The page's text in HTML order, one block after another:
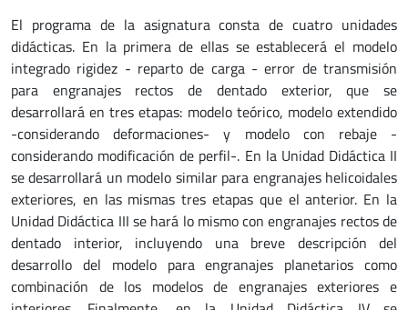
El programa de la asignatura consta de cuatro unidades
didácticas. En la primera de ellas se establecerá el modelo
integrado rigidez - reparto de carga - error de transmisión
para engranajes rectos de dentado exterior, que se
desarrollará en tres etapas: modelo teórico, modelo extendido
-considerando deformaciones- y modelo con rebaje -
considerando modificación de perfil-. En la Unidad Didáctica II
se desarrollará un modelo similar para engranajes helicoidales
exteriores, en las mismas tres etapas que el anterior. En la
Unidad Didáctica III se hará lo mismo con engranajes rectos de
dentado interior, incluyendo una breve descripción del
desarrollo del modelo para engranajes planetarios como
combinación de los modelos de engranajes exteriores e